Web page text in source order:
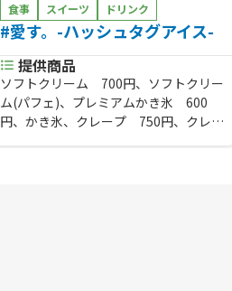
食事 スイーツ ドリンク
#愛す。-ハッシュタグアイス-
提供商品
ソフトクリーム 700円、ソフトクリー
ム(パフェ)、プレミアムかき氷 600
円、かき氷、クレープ 750円、クレー